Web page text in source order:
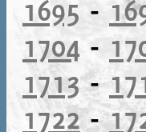
1695 -
1704 -
1713-
1722-